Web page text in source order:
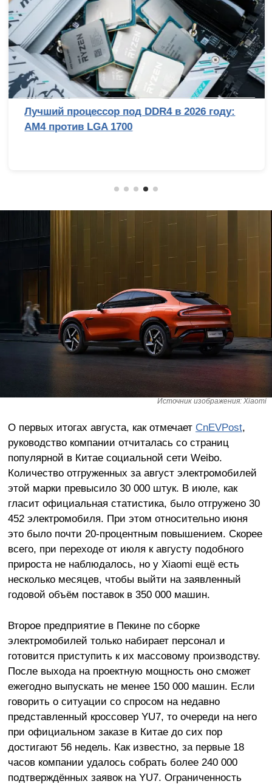
Лучший процессор под DDR4 в 2026 году:
AM4 против LGA 1700
Источник изображения: Xiaomi
О первых итогах августа, как отмечает CnEVPost,
руководство компании отчиталась со страниц
популярной в Китае социальной сети Weibo.
Количество отгруженных за август электромобилей
этой марки превысило 30 000 штук. В июле, как
гласит официальная статистика, было отгружено 30
452 электромобиля. При этом относительно июня
это было почти 20-процентным повышением. Скорее
всего, при переходе от июля к августу подобного
прироста не наблюдалось, но у Xiaomi ещё есть
несколько месяцев, чтобы выйти на заявленный
годовой объём поставок в 350 000 машин.
Второе предприятие в Пекине по сборке
электромобилей только набирает персонал и
готовится приступить к их массовому производству.
После выхода на проектную мощность оно сможет
ежегодно выпускать не менее 150 000 машин. Если
говорить о ситуации со спросом на недавно
представленный кроссовер YU7, то очереди на него
при официальном заказе в Китае до сих пор
достигают 56 недель. Как известно, за первые 18
часов компании удалось собрать более 240 000
подтверждённых заявок на YU7. Ограниченность